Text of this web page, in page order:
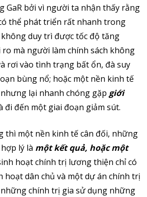
GaR bởi vì người ta nhận thấy rằng
thể phát triển rất nhanh trong
duy trì được tốc độ tăng
mà người làm chính sách không
rơi vào tình trạng bất ổn, đà suy
bùng nổ; hoặc một nền kinh tế
lại nhanh chóng gặp giới
đi đến một giai đoạn giảm sút.
thì một nền kinh tế cân đối, những
lý là một kết quả, hoặc một
hoạt chính trị lương thiện chỉ có
hoạt dân chủ và một dự án chính trị
chính trị gia sử dụng những